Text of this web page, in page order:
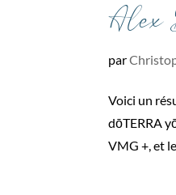
Alex
par
Voici un
dōTERRA
VMG +, et